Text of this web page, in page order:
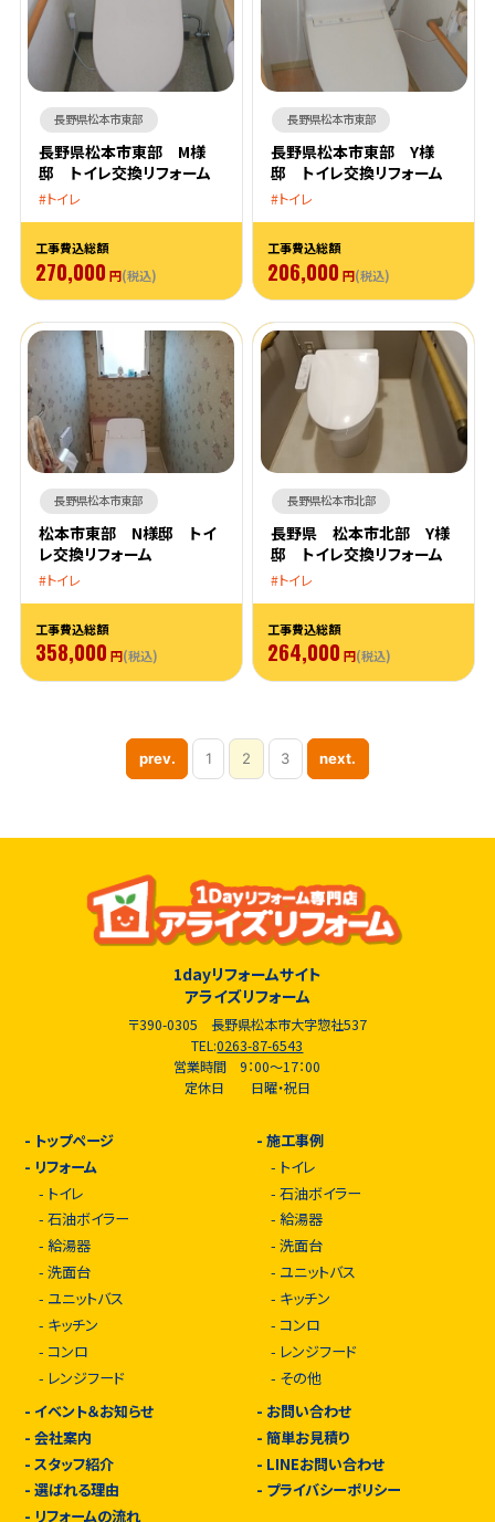
長野県松本市東部
長野県松本市東部 M様
邸 トイレ交換リフォーム
トイレ
工事費込総額
270,000 円(税込)
長野県松本市東部
長野県松本市東部 Y様
邸 トイレ交換リフォーム
トイレ
工事費込総額
206,000 円(税込)
長野県松本市東部
松本市東部 N様邸 トイ
レ交換リフォーム
トイレ
工事費込総額
358,000 円(税込)
長野県松本市北部
長野県 松本市北部 Y様
邸 トイレ交換リフォーム
トイレ
工事費込総額
264,000 円(税込)
prev. 1 2 3 next.
1dayリフォームサイト
アライズリフォーム
〒390-0305 長野県松本市大字惣社537
TEL:0263-87-6543
営業時間 9：00～17：00
定休日 日曜・祝日
- トップページ
- リフォーム
- トイレ
- 石油ボイラー
- 給湯器
- 洗面台
- ユニットバス
- キッチン
- コンロ
- レンジフード
-施工事例
- トイレ
-石油ボイラー
-給湯器
-洗面台
- ユニットバス
- キッチン
- コンロ
- レンジフード
- その他
- イベント＆お知らせ
- 会社案内
- スタッフ紹介
- 選ばれる理由
- リフォームの流れ
- お問い合わせ
-簡単お見積り
- LINEお問い合わせ
- プライバシーポリシー